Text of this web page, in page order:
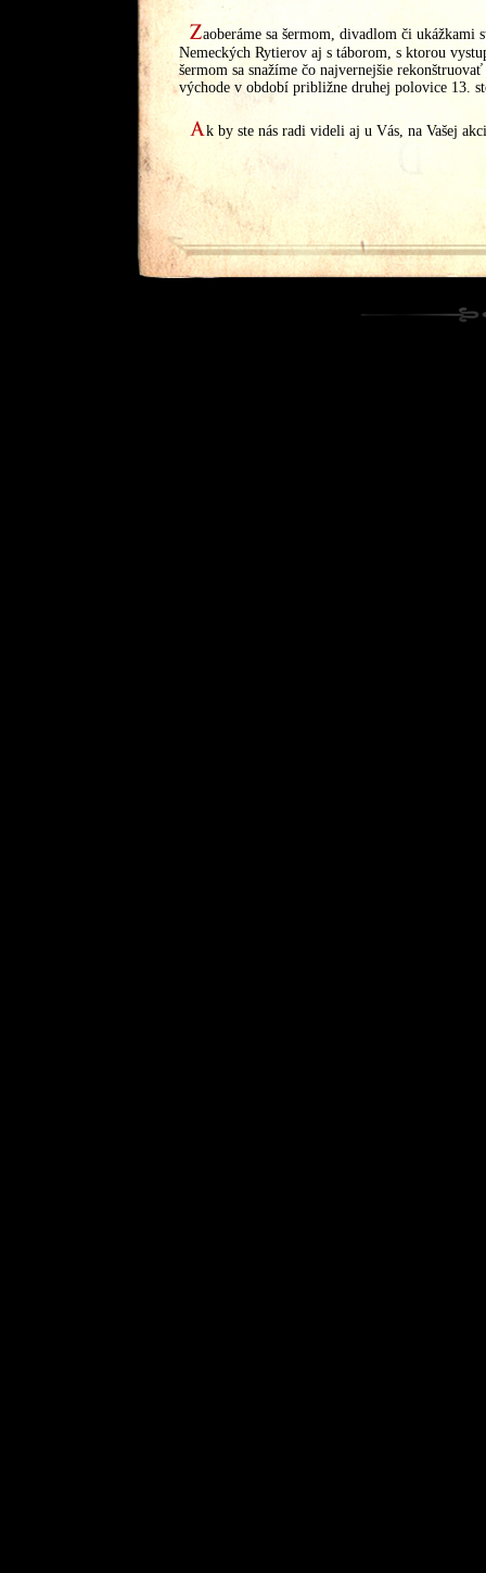
Zaoberáme sa šermom, divadlom či ukážkami
Nemeckých Rytierov aj s táborom, s ktorou
šermom sa snažíme čo najvernejšie
východe v období približne druhej polovice 13.
A k by ste nás radi videli aj u Vás, na Vašej